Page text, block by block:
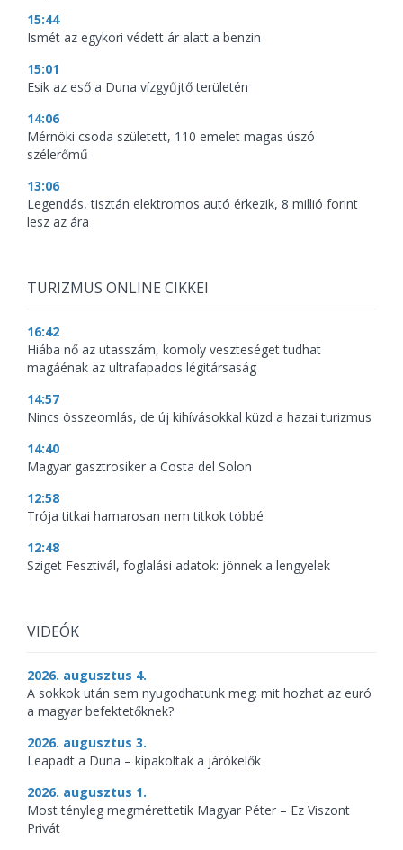
15:44
Ismét az egykori védett ár alatt a benzin
15:01
Esik az eső a Duna vízgyűjtő területén
14:06
Mérnöki csoda született, 110 emelet magas úszó
szélerőmű
13:06
Legendás, tisztán elektromos autó érkezik, 8 millió forint
lesz az ára
TURIZMUS ONLINE CIKKEI
16:42
Hiába nő az utasszám, komoly veszteséget tudhat
magáénak az ultrafapados légitársaság
14:57
Nincs összeomlás, de új kihívásokkal küzd a hazai turizmus
14:40
Magyar gasztrosiker a Costa del Solon
12:58
Trója titkai hamarosan nem titkok többé
12:48
Sziget Fesztivál, foglalási adatok: jönnek a lengyelek
VIDEÓK
2026. augusztus 4.
A sokkok után sem nyugodhatunk meg: mit hozhat az euró
a magyar befektetőknek?
2026. augusztus 3.
Leapadt a Duna – kipakoltak a járókelők
2026. augusztus 1.
Most tényleg megmérettetik Magyar Péter – Ez Viszont
Privát